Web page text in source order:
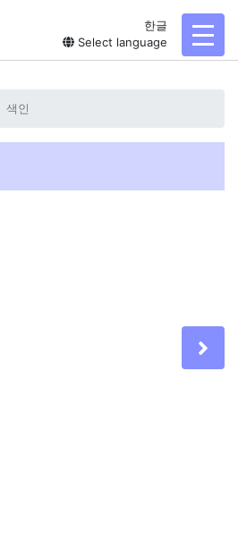
한글
Select language
색인